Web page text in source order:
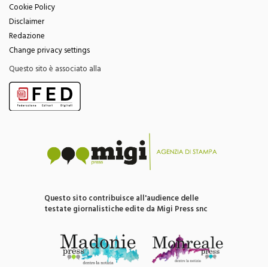
Disclaimer
Redazione
Change privacy settings
Questo sito è associato alla
testate giornalistiche edite da Migi Press snc